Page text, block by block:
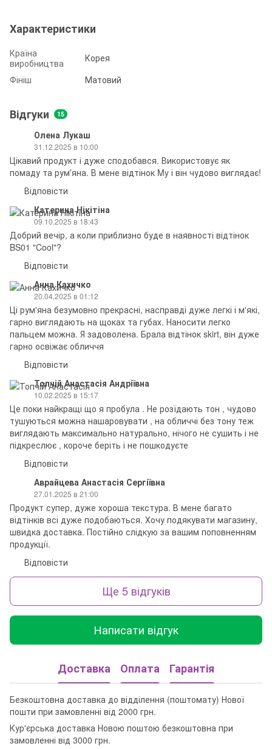
Характеристики
Країна
виробництва
Корея
Фініш
Матовий
Відгуки 15
Олена Лукаш
31.12.2025 в 10:00
Цікавий продукт і дуже сподобався. Використовує як
помаду та румʼяна. В мене відтінок My і він чудово виглядає!
Відповісти
Катерина Нікітіна
09.10.2025 в 18:43
Добрий вечір, а коли приблизно буде в наявності відтінок
BS01 "Cool"?
Відповісти
Анна Кахичко
20.04.2025 в 01:12
Ці рум'яна безумовно прекрасні, насправді дуже легкі і м'які,
гарно виглядають на щоках та губах. Наносити легко
пальцем можна. Я задоволена. Брала відтінок skirt, він дуже
гарно освіжає обличчя
Відповісти
Топчій Анастасія Андріївна
10.02.2025 в 15:17
Це поки найкращі що я пробула . Не розїдають тон , чудово
тушуються можна нашаровувати , на обличчі без тону теж
виглядають максимально натурально, нічого не сушить і не
підкреслює , короче беріть і не пошкодуєте
Відповісти
Аврайцева Анастасія Сергіївна
27.01.2025 в 21:00
Продукт супер, дуже хороша текстура. В мене багато
відтінків всі дуже подобаються. Хочу подякувати магазину,
швидка доставка. Постійно слідкую за вашим поповненням
продукції.
Відповісти
Ще 5 відгуків
Написати відгук
Доставка Оплата Гарантія
Безкоштовна доставка до відділення (поштомату) Нової
пошти при замовленні від 2000 грн.
Кур'єрська доставка Новою поштою безкоштовна при
замовленні від 3000 грн.